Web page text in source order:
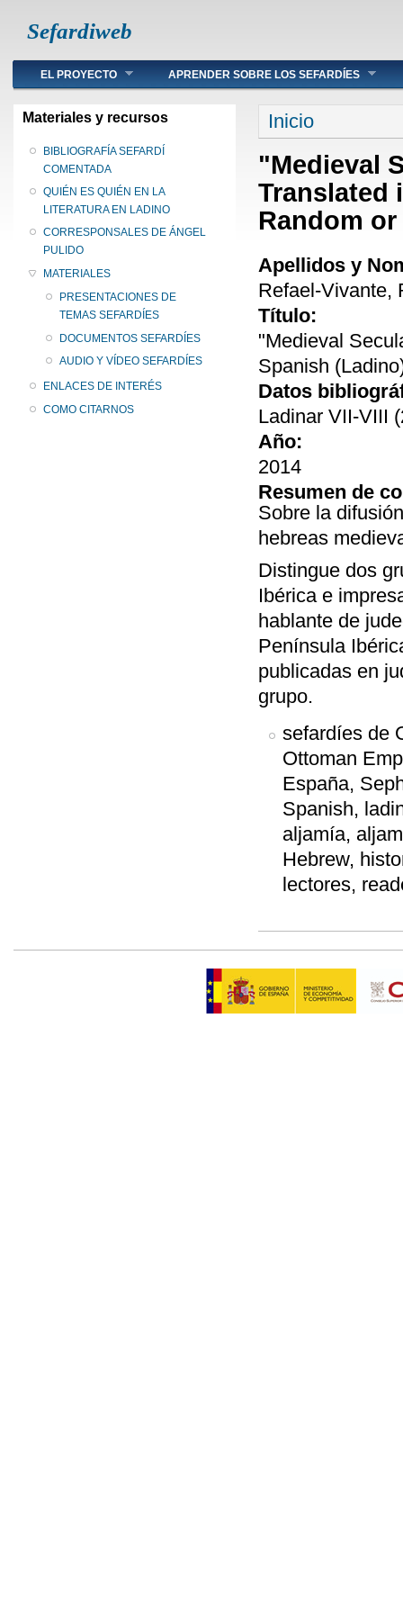
Sefardiweb
Main menu
EL PROYECTO APRENDER SOBRE LOS SEFARDÍES
Materiales y recursos
BIBLIOGRAFÍA SEFARDÍ
COMENTADA
QUIÉN ES QUIÉN EN LA
LITERATURA EN LADINO
CORRESPONSALES DE ÁNGEL
PULIDO
MATERIALES
PRESENTACIONES DE
TEMAS SEFARDÍES
DOCUMENTOS SEFARDÍES
AUDIO Y VÍDEO SEFARDÍES
ENLACES DE INTERÉS
COMO CITARNOS
Se encuentra
Inicio
"Medieval
Translated
Random
Apellidos y
Refael-Vivante,
Título:
"Medieval
Spanish
Datos
Ladinar VII-VIII
Año:
2014
Resumen de
Sobre la
hebreas
Distingue dos
Ibérica e
hablante de
Península
publicadas en
grupo.
sefardíes de
Ottoman
España,
Spanish,
aljamía,
Hebrew,
lectores,